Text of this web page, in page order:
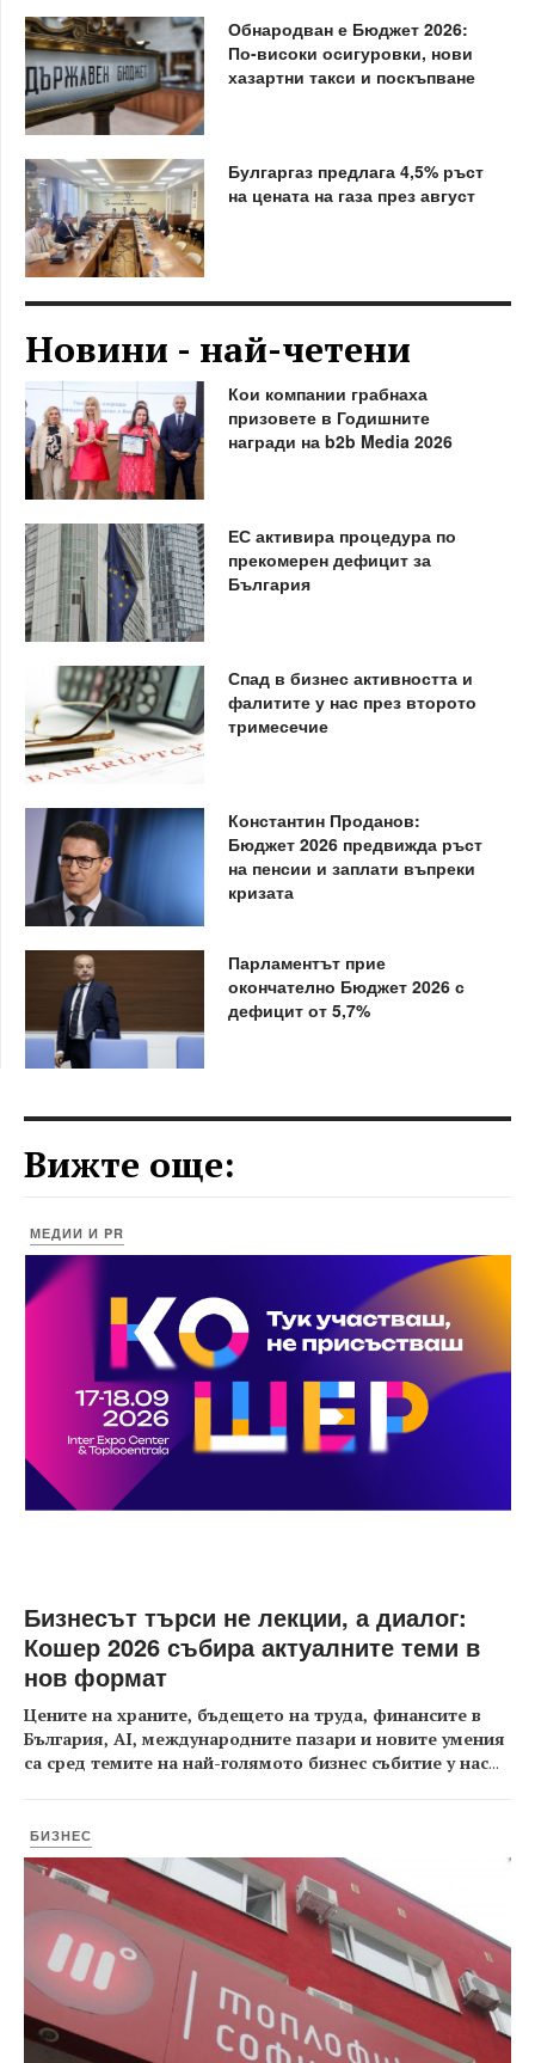
Обнародван е Бюджет 2026:
По-високи осигуровки, нови
хазартни такси и поскъпване
Булгаргаз предлага 4,5% ръст
на цената на газа през август
Новини - най-четени
Кои компании грабнаха
призовете в Годишните
награди на b2b Media 2026
ЕС активира процедура по
прекомерен дефицит за
България
Спад в бизнес активността и
фалитите у нас през второто
тримесечие
Константин Проданов:
Бюджет 2026 предвижда ръст
на пенсии и заплати въпреки
кризата
Парламентът прие
окончателно Бюджет 2026 с
дефицит от 5,7%
Вижте още:
МЕДИИ И PR
Бизнесът търси не лекции, а диалог:
Кошер 2026 събира актуалните теми в
нов формат
Цените на храните, бъдещето на труда, финансите в
България, AI, международните пазари и новите умения
са сред темите на най-голямото бизнес събитие у нас...
БИЗНЕС